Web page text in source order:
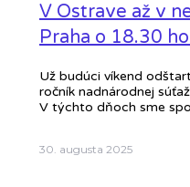
V Ostrave až v
Praha o 18.30
Už budúci víkend
ročník nadnárodnej
V týchto dňoch sme
30. augusta 2025